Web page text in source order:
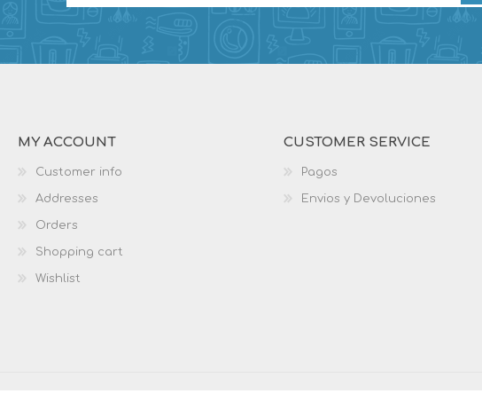
MY ACCOUNT
Customer info
Addresses
Orders
Shopping cart
Wishlist
CUSTOMER SERVICE
Pagos
Envios y Devoluciones